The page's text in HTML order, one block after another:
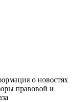
о новостях
правовой и